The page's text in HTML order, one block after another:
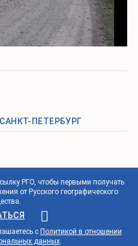
ПЕТЕРБУРГ
РГО, чтобы первыми получать
от Русского географического
с Политикой в отношении
данных.